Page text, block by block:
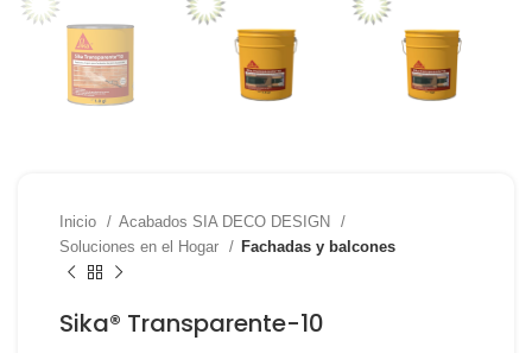
Inicio
Acabados SIA DECO DESIGN
Soluciones en el Hogar
Fachadas y balcones
Sika® Transparente-10